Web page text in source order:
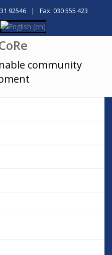
92546 Fax. 030 555 423
community